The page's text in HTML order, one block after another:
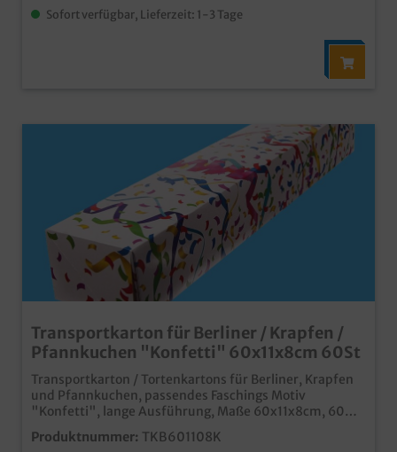
Sofort verfügbar, Lieferzeit: 1-3 Tage
Transportkarton für Berliner / Krapfen /
Pfannkuchen "Konfetti" 60x11x8cm 60St
Transportkarton / Tortenkartons für Berliner, Krapfen
und Pfannkuchen, passendes Faschings Motiv
"Konfetti", lange Ausführung, Maße 60x11x8cm, 60
Stück im Umkarton Praktische und stabile
Transportlösung im Bäckereibedarf und
Produktnummer: TKB601108K